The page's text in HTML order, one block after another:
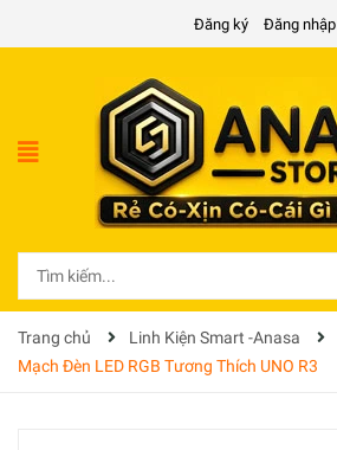
Đăng ký Đăng nhập
Trang chủ
Linh Kiện Smart -Anasa
Mạch Đèn LED RGB Tương Thích UNO R3